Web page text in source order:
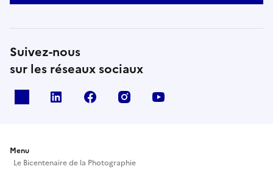
Suivez-nous
sur les réseaux sociaux
Linkedin Facebook Instagram
Menu
Le Bicentenaire de la Photographie